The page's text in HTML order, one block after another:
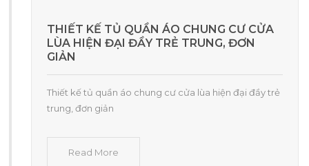
THIẾT KẾ TỦ QUẦN ÁO CHUNG CƯ CỬA
LÙA HIỆN ĐẠI ĐẦY TRẺ TRUNG, ĐƠN
GIẢN
Thiết kế tủ quần áo chung cư cửa lùa hiện đại đầy trẻ
trung, đơn giản
Read More